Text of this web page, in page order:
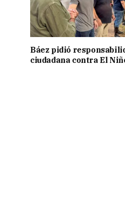
Báez pidió
ciudadana contra El